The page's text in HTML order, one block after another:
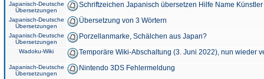
Japanisch-Deutsche
Übersetzungen
Schriftzeichen Japanisch übersetzen Hilfe Name
Japanisch-Deutsche
Übersetzungen
Übersetzung von 3 Wörtern
Japanisch-Deutsche
Übersetzungen
Porzellanmarke, Schälchen aus Japan?
Wadoku-Wiki Temporäre Wiki-Abschaltung (3. Juni 2022), nun wieder
Japanisch-Deutsche
Übersetzungen
Nintendo 3DS Fehlermeldung